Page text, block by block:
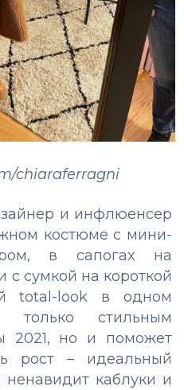
chiaraferragni
и инфлюенсер
костюме с мини-
в сапогах на
сумкой на короткой
total-look в одном
стильным
2021, но и поможет
рост – идеальный
ненавидит каблуки и